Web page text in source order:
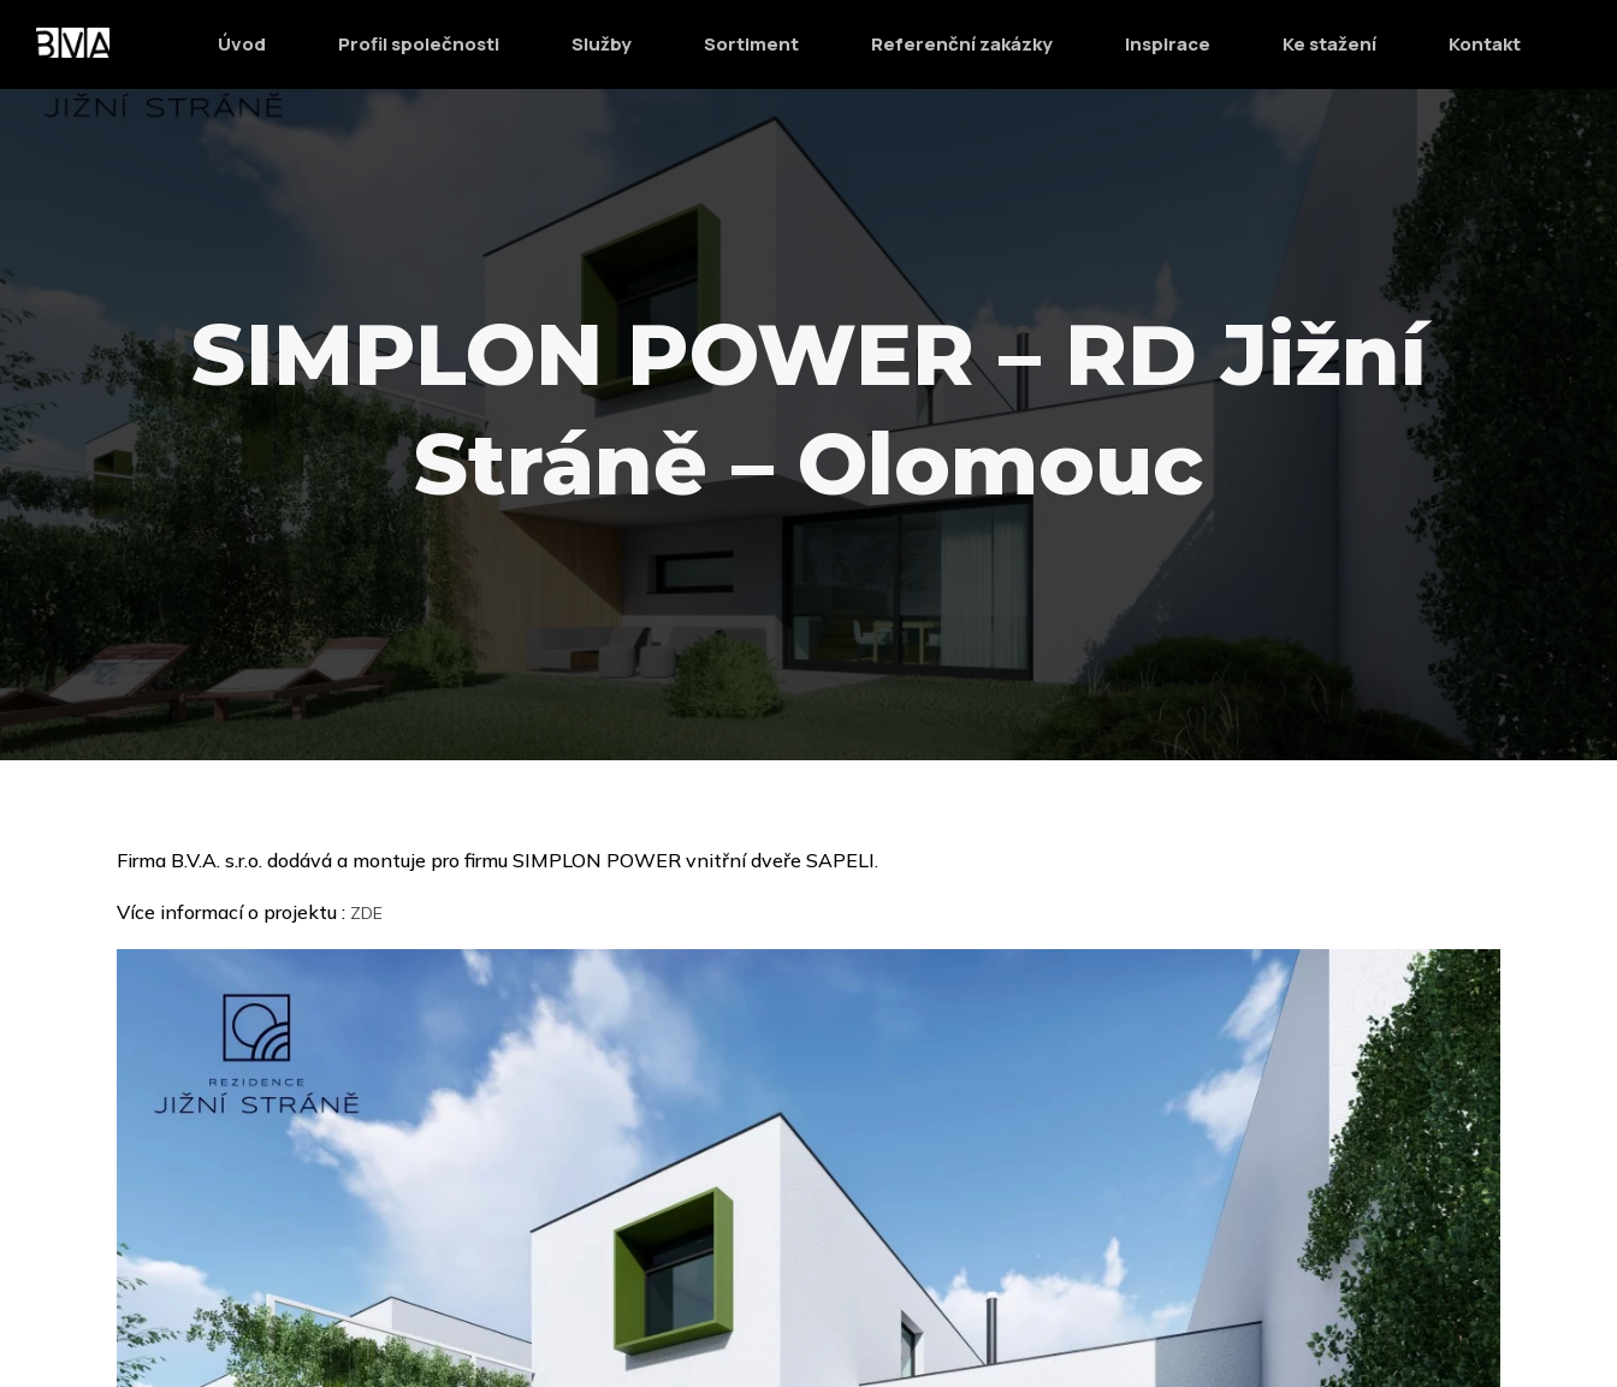
Úvod Profil společnosti Služby Sortiment Referenční zakázky Inspirace Ke stažení Kontakt
SIMPLON POWER – RD Jižní
Stráně – Olomouc
Firma B.V.A. s.r.o. dodává a montuje pro firmu SIMPLON POWER vnitřní dveře SAPELI.
Více informací o projektu : ZDE